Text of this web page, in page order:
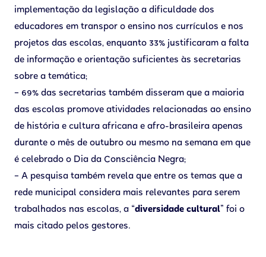
implementação da legislação a dificuldade dos
educadores em transpor o ensino nos currículos e nos
projetos das escolas, enquanto 33% justificaram a falta
de informação e orientação suficientes às secretarias
sobre a temática;
– 69% das secretarias também disseram que a maioria
das escolas promove atividades relacionadas ao ensino
de história e cultura africana e afro-brasileira apenas
durante o mês de outubro ou mesmo na semana em que
é celebrado o Dia da Consciência Negra;
– A pesquisa também revela que entre os temas que a
rede municipal considera mais relevantes para serem
trabalhados nas escolas, a “diversidade cultural” foi o
mais citado pelos gestores.